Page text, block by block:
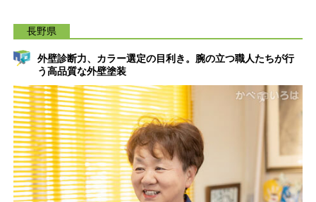
長野県
外壁診断力、カラー選定の目利き。腕の立つ職人たちが行
う高品質な外壁塗装